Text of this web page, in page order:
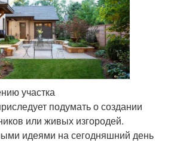
участка
подумать о создании
или живых изгородей.
идеями на сегодняшний день